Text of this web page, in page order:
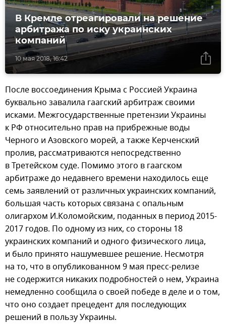
10 мая 2018, 16:42
В Кремле отреагировали на решение
арбитража по иску украинских
компаний
После воссоединения Крыма с Россией Украина
буквально завалила гаагский арбитраж своими
исками. Межгосударственные претензии Украины
к РФ относительно прав на прибрежные воды
Черного и Азовского морей, а также Керченский
пролив, рассматриваются непосредственно
в Третейском суде. Помимо этого в гаагском
арбитраже до недавнего времени находилось еще
семь заявлений от различных украинских компаний,
большая часть которых связана с опальным
олигархом И.Коломойским, поданных в период 2015-
2017 годов. По одному из них, со стороны 18
украинских компаний и одного физического лица,
и было принято нашумевшее решение. Несмотря
на то, что в опубликованном 9 мая пресс-релизе
не содержится никаких подробностей о нем, Украина
немедленно сообщила о своей победе в деле и о том,
что оно создает прецедент для последующих
решений в пользу Украины.